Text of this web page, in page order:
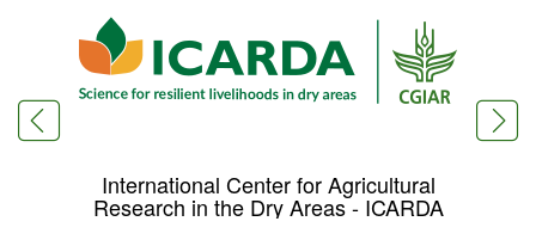
International Center for Agricultural
Research in the Dry Areas - ICARDA